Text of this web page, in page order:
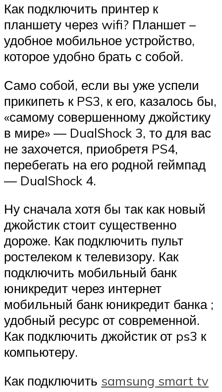
Как подключить принтер к
планшету через wifi? Планшет –
удобное мобильное устройство,
которое удобно брать с собой.
Само собой, если вы уже успели
прикипеть к PS3, к его, казалось бы,
«самому совершенному джойстику
в мире» — DualShock 3, то для вас
не захочется, приобретя PS4,
перебегать на его родной геймпад
— DualShock 4.
Ну сначала хотя бы так как новый
джойстик стоит существенно
дороже. Как подключить пульт
ростелеком к телевизору. Как
подключить мобильный банк
юникредит через интернет
мобильный банк юникредит банка ;
удобный ресурс от современной.
Как подключить джойстик от ps3 к
компьютеру.
Как подключить samsung smart tv